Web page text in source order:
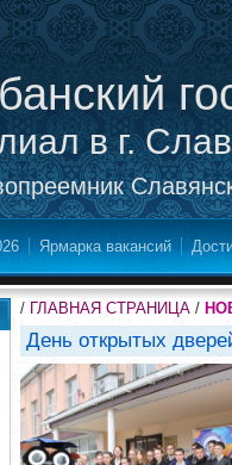
в г.
Ярмарка вакансий
/ ГЛАВНАЯ СТРАНИЦА /
День открытых